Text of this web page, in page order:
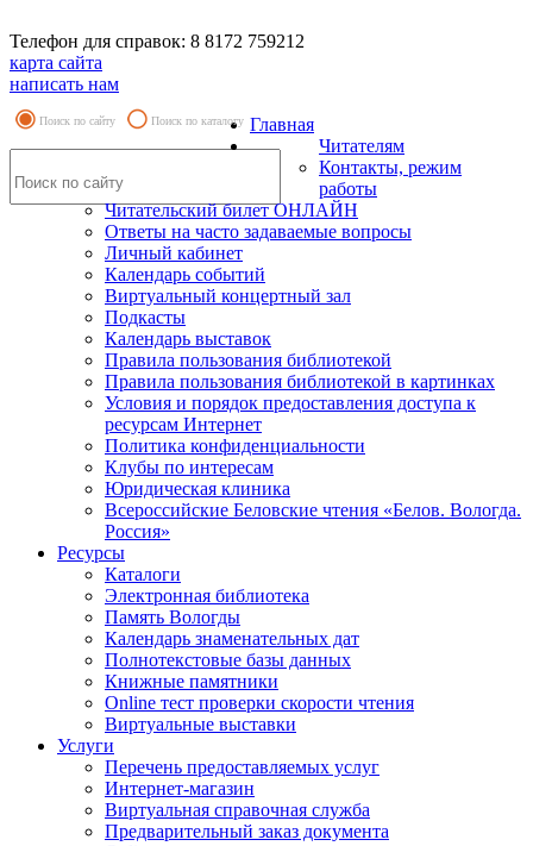
Телефон для справок: 8 8172 759212
карта сайта
написать нам
Поиск по сайту Поиск по каталогу Главная
Читателям
Контакты, режим
работы
Читательский билет ОНЛАЙН
Ответы на часто задаваемые вопросы
Личный кабинет
Календарь событий
Виртуальный концертный зал
Подкасты
Календарь выставок
Правила пользования библиотекой
Правила пользования библиотекой в картинках
Условия и порядок предоставления доступа к
ресурсам Интернет
Политика конфиденциальности
Клубы по интересам
Юридическая клиника
Всероссийские Беловские чтения «Белов. Вологда.
Россия»
Ресурсы
Каталоги
Электронная библиотека
Память Вологды
Календарь знаменательных дат
Полнотекстовые базы данных
Книжные памятники
Online тест проверки скорости чтения
Виртуальные выставки
Услуги
Перечень предоставляемых услуг
Интернет-магазин
Виртуальная справочная служба
Предварительный заказ документа